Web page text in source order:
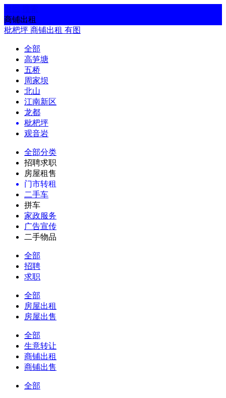
商铺出租
枇杷坪 商铺出租 有图
全部
高笋塘
五桥
周家坝
北山
江南新区
龙都
枇杷坪
观音岩
全部分类
招聘求职
房屋租售
门市转租
二手车
拼车
家政服务
广告宣传
二手物品
全部
招聘
求职
全部
房屋出租
房屋出售
全部
生意转让
商铺出租
商铺出售
全部